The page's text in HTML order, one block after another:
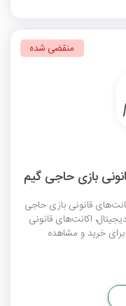
تخفیف از %10 تخفیف اکانت‌های قانونی بازی حاجی
اکانت‌های قانونی
برای خرید و مشاهده
منقضی شده